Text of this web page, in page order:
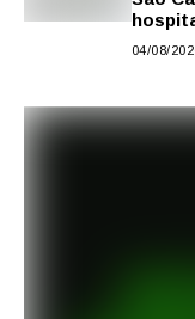
última
04/08/